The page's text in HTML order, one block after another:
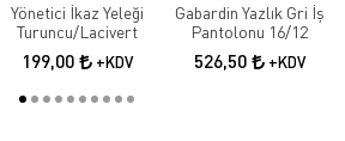
Yönetici İkaz Yeleği
Turuncu/Lacivert
199,00 +KDV
Gabardin Yazlık Gri İş
Pantolonu 16/12
526,50 +KDV